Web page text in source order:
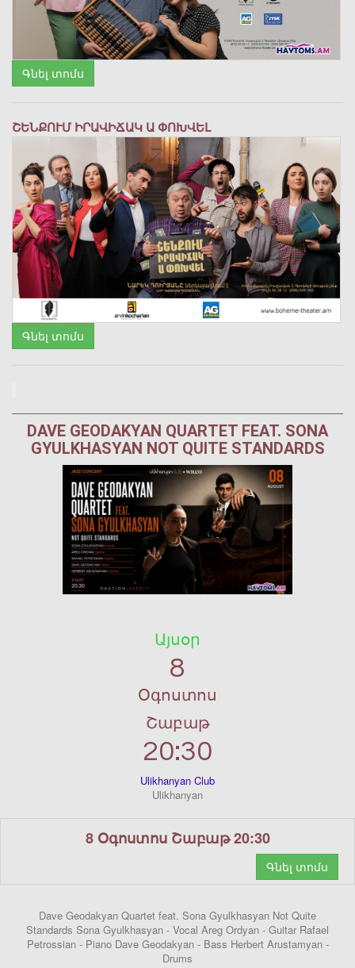
Գնել տոմս
ՇԵՆՔՈՒՄ ԻՐԱՎԻՃԱԿ Ա ՓՈԽՎԵԼ
Գնել տոմս
DAVE GEODAKYAN QUARTET FEAT. SONA
GYULKHASYAN NOT QUITE STANDARDS
Այսօր
8
Օգոստոս
Շաբաթ
20:30
Ulikhanyan Club
Ulikhanyan
8 Օգոստոս Շաբաթ 20:30
Գնել տոմս
Dave Geodakyan Quartet feat. Sona Gyulkhasyan Not Quite
Standards Sona Gyulkhasyan - Vocal Areg Ordyan - Guitar Rafael
Petrossian - Piano Dave Geodakyan - Bass Herbert Arustamyan -
Drums